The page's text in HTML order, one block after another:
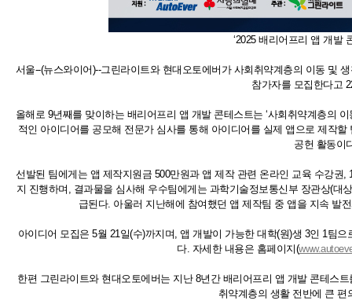
‘2025 배리어프리 앱 개발
서울--(뉴스와이어)--그린라이트와 현대오토에버가 사회취약계층의 이동 및
참가자를 모집한다고
올해로 9년째를 맞이하는 배리어프리 앱 개발 콘테스트는 ‘사회취약계층의
적인 아이디어를 공모해 전문가 심사를 통해 아이디어를 실제 앱으로 제작
공헌 활동이
선발된 팀에게는 앱 제작지원금 500만원과 앱 제작 관련 온라인 교육 수강
지 진행하며, 결과물을 심사해 우수팀에게는 과학기술정보통신부 장관상(대
급된다. 아울러 지난해에 참여했던 앱 제작팀 중 앱을 지속 발
아이디어 모집은 5월 21일(수)까지며, 앱 개발이 가능한 대학(원)생 3인 1팀
다. 자세한 내용은 홈페이지(
한편 그린라이트와 현대오토에버는 지난 8년간 배리어프리 앱 개발 콘테스
취약계층의 생활 전반에 큰 편